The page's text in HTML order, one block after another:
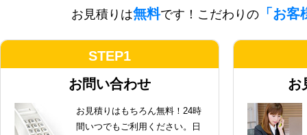
お見積りは無料です！こだわりの 「お
STEP1
お問い合わせ
お見積りはもちろん無料！24時
間いつでもご利用ください。日
お